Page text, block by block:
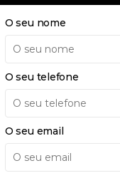
O seu nome
O seu telefone
O seu email